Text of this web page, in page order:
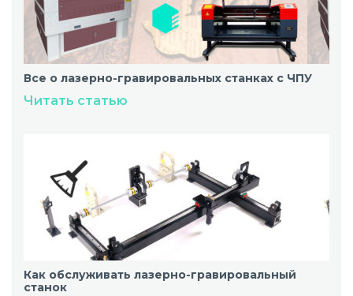
Все о лазерно-гравировальных станках с ЧПУ
Читать статью
Как обслуживать лазерно-гравировальный
станок